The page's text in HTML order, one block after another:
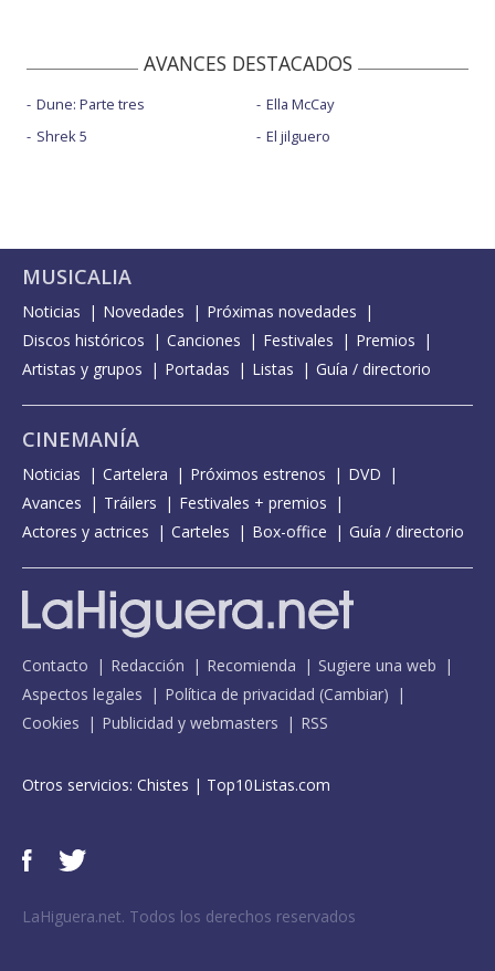
AVANCES DESTACADOS
Dune: Parte tres
Shrek 5
Ella McCay
El jilguero
MUSICALIA
Noticias Novedades
Próximas novedades
Discos históricos
Canciones Festivales
Premios
Artistas y grupos
Portadas Listas Guía / directorio
CINEMANÍA
Noticias Cartelera Próximos estrenos
DVD
Avances
Tráilers
Festivales + premios
Actores y actrices
Carteles Box-office Guía / directorio
Contacto Redacción Recomienda
Sugiere una web
Aspectos legales
Política de privacidad (Cambiar)
Cookies
Publicidad y webmasters RSS
Otros servicios: Chistes | Top10Listas.com
LaHiguera.net. Todos los derechos reservados